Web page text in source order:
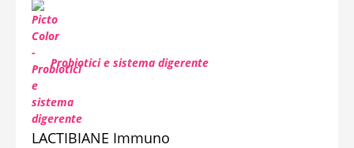
Probiotici e sistema digerente
LACTIBIANE Immuno